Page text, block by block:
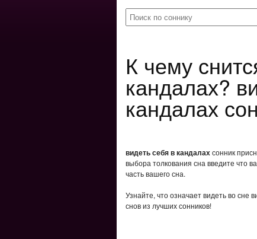
К чему снится видеть себя в
кандалах?
кандалах
видеть себя в кандалахсонник
выбора толкования сна введите что
часть вашего сна.
Узнайте, что означает видеть во сне
снов из лучших сонников!